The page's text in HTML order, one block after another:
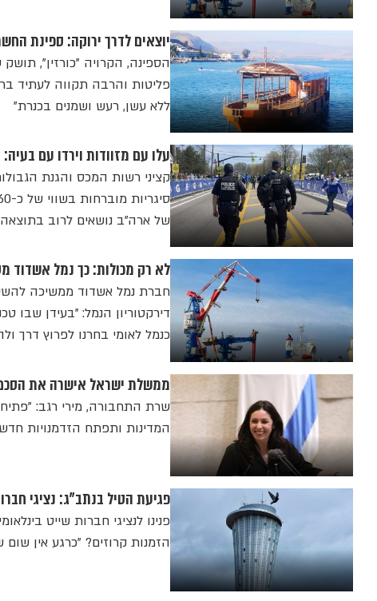
יוצאים לדרך ירוקה: ספינת
פליטות והרבה תקווה לעתיד
ללא עשן, רעש ושמנים בכנרת"
עלו עם מזוודות וירדו עם בעיה: זוג נתפס עם כמעט
קציני רשות המכס והגנת
של ארה"ב נושאים לרוב
לא רק מכולות: כך נמל אשדוד
דירקטוריון הנמל: "בעידן שבו
כנמל לאומי בחרנו לפרוץ דרך
ממשלת ישראל אישרה את
שרת התחבורה, מירי רגב:
המדינות ותפתח הזדמנויות
פגיעת הטיל בנתב"ג: נציגי
פנינו לנציגי חברות שייט
הזמנות קרוזים? "כרגע אין שום